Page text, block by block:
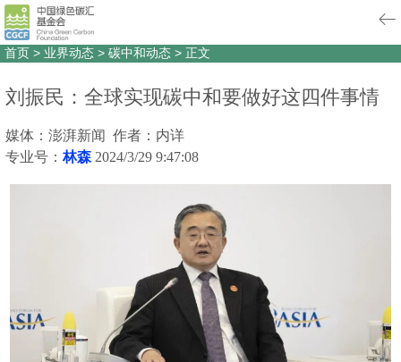
首页 > 业界动态 > 碳中和动态 > 正文
刘振民：全球实现碳中和要做好这四件事情
媒体：澎湃新闻 作者：内详
专业号：林森 2024/3/29 9:47:08